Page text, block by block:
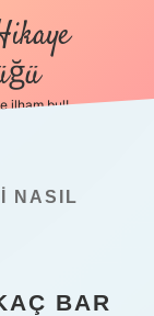
ilham bul!
NASIL
BAR